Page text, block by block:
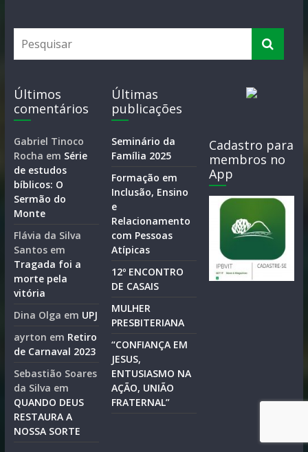
Últimos
comentários
Gabriel Tinoco
Rocha em Série
de estudos
bíblicos: O
Sermão do
Monte
Flávia da Silva
Santosem
Tragada foi a
morte pela
vitória
Dina Olga em UPJ
ayrton em Retiro
de Carnaval 2023
Sebastião Soares
da Silva em
QUANDO DEUS
RESTAURA A
NOSSA SORTE
Últimas
publicações
Seminário da
Família 2025
Formação em
Inclusão, Ensino
e
Relacionamento
com Pessoas
Atípicas
12º ENCONTRO
DE CASAIS
MULHER
PRESBITERIANA
“CONFIANÇA EM
JESUS,
ENTUSIASMO NA
AÇÃO, UNIÃO
FRATERNAL”
Cadastro para
membros no
App